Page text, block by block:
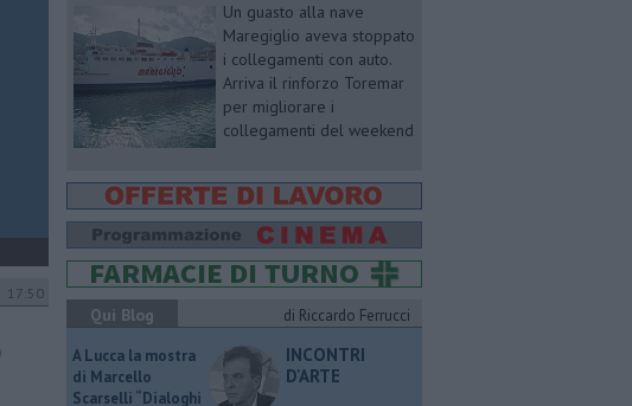
17:50
Un guasto alla nave
Maregiglio aveva stoppato
i collegamenti con auto.
Arriva il rinforzo Toremar
per migliorare i
collegamenti del weekend
Qui Blog
di Riccardo Ferrucci
A Lucca la mostra
di Marcello
Scarselli “Dialoghi
INCONTRI
D'ARTE